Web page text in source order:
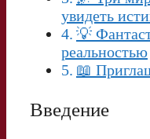
увидеть
💡
реальностью
📖
Введение